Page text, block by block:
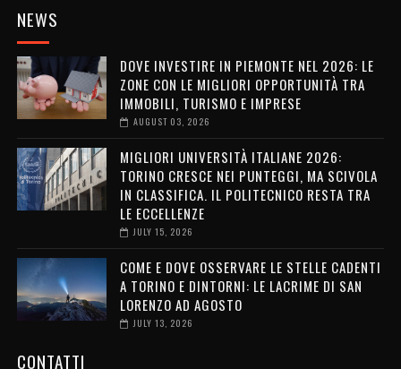
NEWS
DOVE INVESTIRE IN PIEMONTE NEL 2026: LE
ZONE CON LE MIGLIORI OPPORTUNITÀ TRA
IMMOBILI, TURISMO E IMPRESE
AUGUST 03, 2026
MIGLIORI UNIVERSITÀ ITALIANE 2026:
TORINO CRESCE NEI PUNTEGGI, MA SCIVOLA
IN CLASSIFICA. IL POLITECNICO RESTA TRA
LE ECCELLENZE
JULY 15, 2026
COME E DOVE OSSERVARE LE STELLE CADENTI
A TORINO E DINTORNI: LE LACRIME DI SAN
LORENZO AD AGOSTO
JULY 13, 2026
CONTATTI